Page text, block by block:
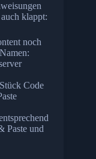
klappt:
noch
Code
Paste und